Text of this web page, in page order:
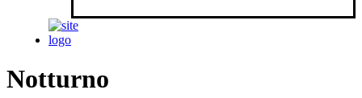
Notturno